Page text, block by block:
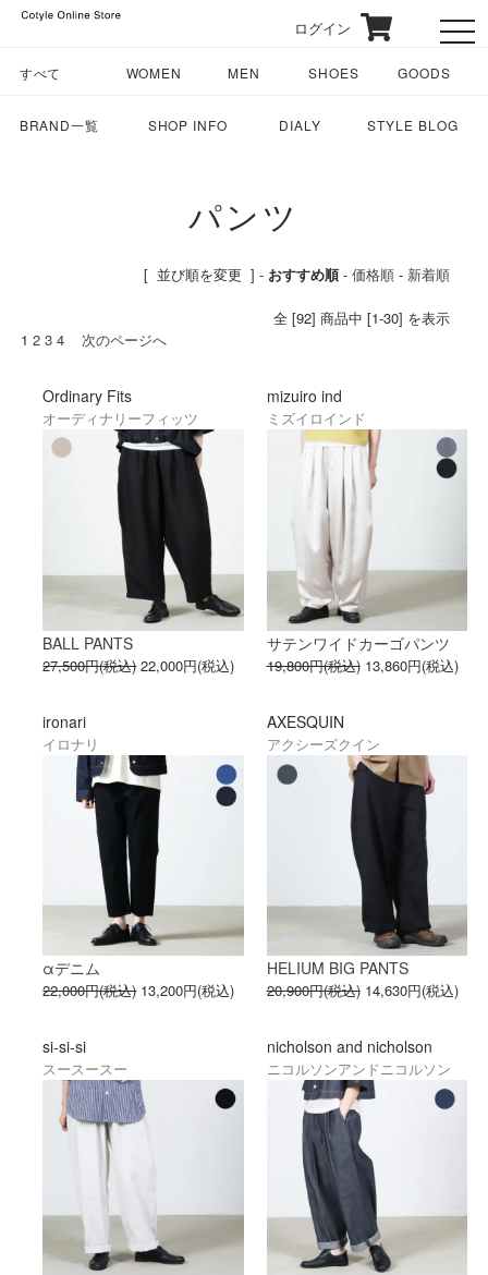
ログイン
すべて WOMEN MEN SHOES GOODS
BRAND一覧 SHOP INFO DIALY STYLE BLOG
パンツ
[ 並び順を変更 ] - おすすめ順-価格順 - 新着順
全 [92] 商品中 [1-30] を表示
1 2 3 4 次のページへ
Ordinary Fits
オーディナリーフィッツ
BALL PANTS
27,500円(税込) 22,000円(税込)
mizuiro ind
ミズイロインド
サテンワイドカーゴパンツ
19,800円(税込) 13,860円(税込)
ironari
イロナリ
αデニム
22,000円(税込) 13,200円(税込)
AXESQUIN
アクシーズクイン
HELIUM BIG PANTS
20,900円(税込) 14,630円(税込)
si-si-si
スースースー
nicholson and nicholson
ニコルソンアンドニコルソン